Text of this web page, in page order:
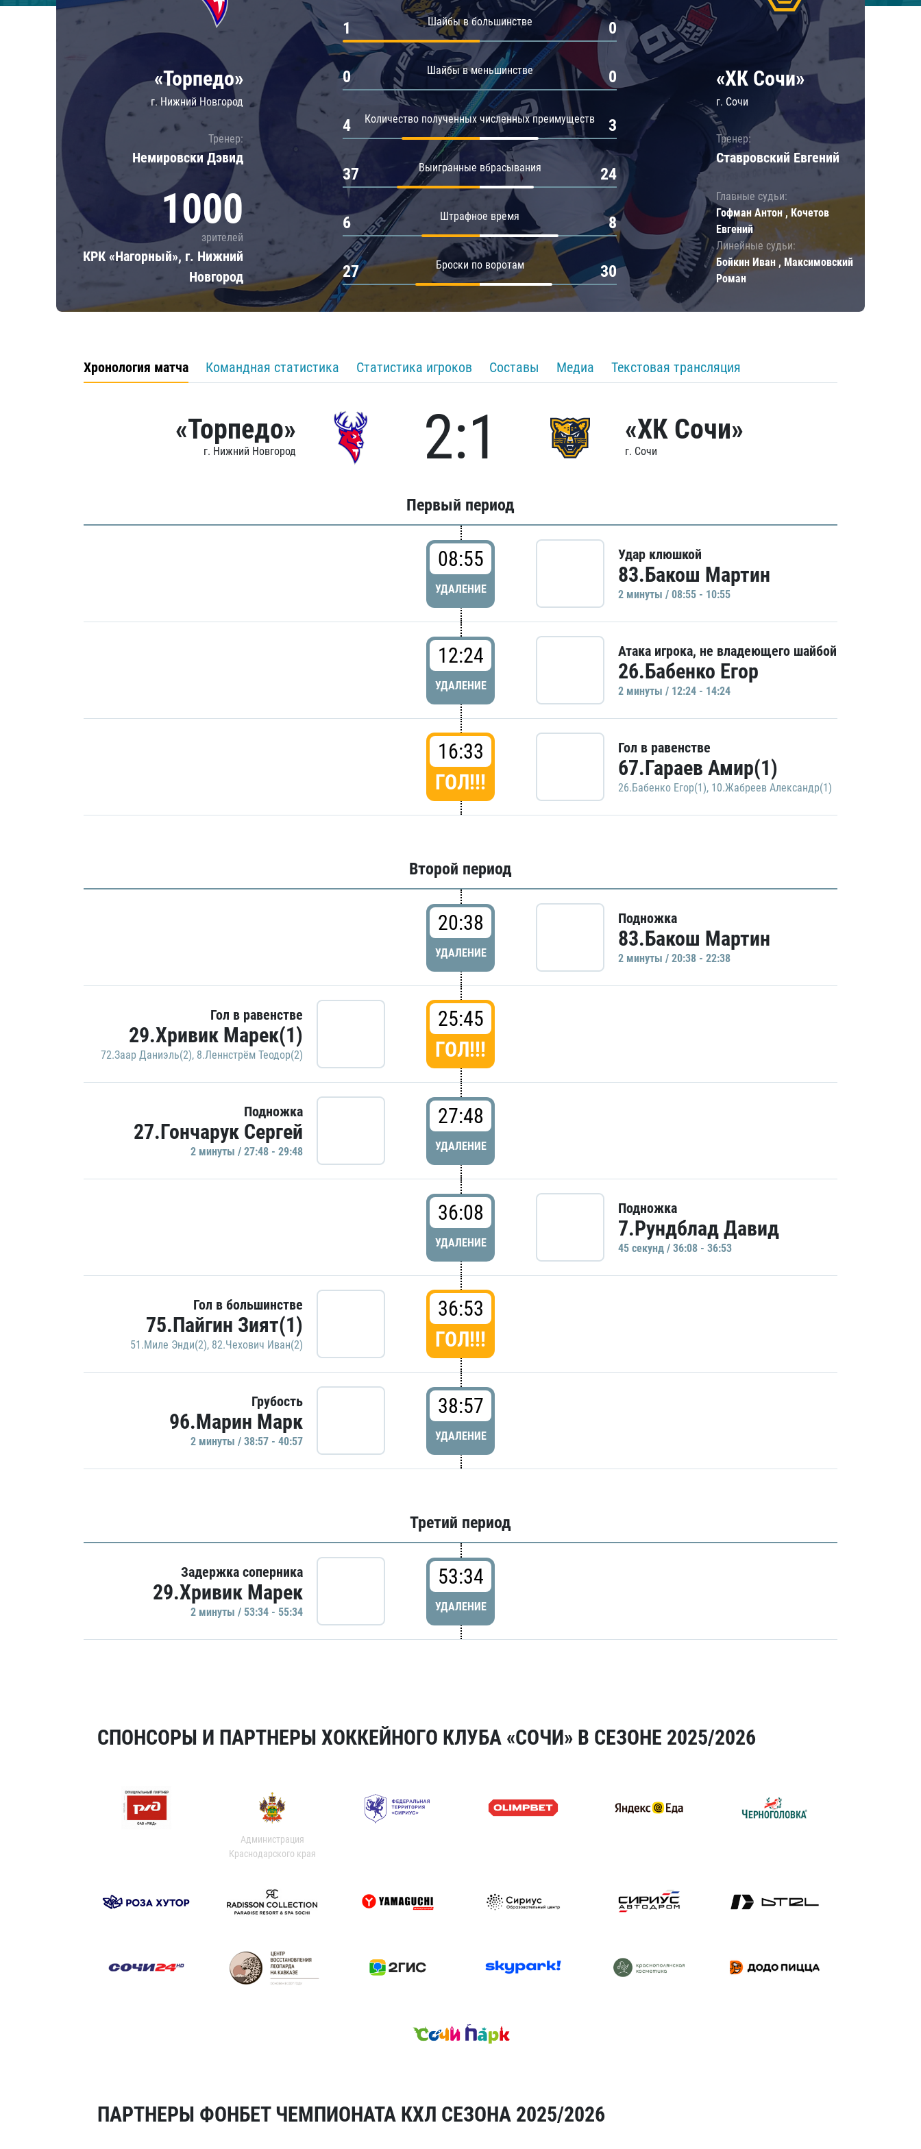
Локомотив
Северсталь
Шанхайские Драконы
Салават Юлаев
Сибирь
«Торпедо»
г. Нижний Новгород
Тренер:
Немировски Дэвид
1000
зрителей
КРК «Нагорный», г. Нижний
Новгород
Шайбы в большинстве
1 0
Шайбы в меньшинстве
0 0
Количество полученных численных преимуществ
4 3
Выигранные вбрасывания
37 24
Штрафное время
6 8
Броски по воротам
27 30
«ХК Сочи»
г. Сочи
Тренер:
Ставровский Евгений
Главные судьи:
Гофман Антон , Кочетов
Евгений
Линейные судьи:
Бойкин Иван , Максимовский
Роман
Хронология матча Командная статистика Статистика игроков Составы Медиа Текстовая трансляция
«Торпедо»
г. Нижний Новгород 2:1 «ХК Сочи»
г. Сочи
Первый период
08:55
УДАЛЕНИЕ
Удар клюшкой
83.Бакош Мартин
2 минуты / 08:55 - 10:55
12:24
УДАЛЕНИЕ
Атака игрока, не владеющего шайбой
26.Бабенко Егор
2 минуты / 12:24 - 14:24
16:33
ГОЛ!!!
Гол в равенстве
67.Гараев Амир(1)
26.Бабенко Егор(1), 10.Жабреев Александр(1)
Второй период
20:38
УДАЛЕНИЕ
Подножка
83.Бакош Мартин
2 минуты / 20:38 - 22:38
Гол в равенстве
29.Хривик Марек(1)
72.Заар Даниэль(2), 8.Леннстрём Теодор(2)
25:45
ГОЛ!!!
Подножка
27.Гончарук Сергей
2 минуты / 27:48 - 29:48
27:48
УДАЛЕНИЕ
36:08
УДАЛЕНИЕ
Подножка
7.Рундблад Давид
45 секунд / 36:08 - 36:53
Гол в большинстве
75.Пайгин Зият(1)
51.Миле Энди(2), 82.Чехович Иван(2)
36:53
ГОЛ!!!
Грубость
96.Марин Марк
2 минуты / 38:57 - 40:57
38:57
УДАЛЕНИЕ
Третий период
Задержка соперника
29.Хривик Марек
2 минуты / 53:34 - 55:34
53:34
УДАЛЕНИЕ
СПОНСОРЫ И ПАРТНЕРЫ ХОККЕЙНОГО КЛУБА «СОЧИ» В СЕЗОНЕ 2025/2026
Администрация
Краснодарского края
ПАРТНЕРЫ ФОНБЕТ ЧЕМПИОНАТА КХЛ СЕЗОНА 2025/2026